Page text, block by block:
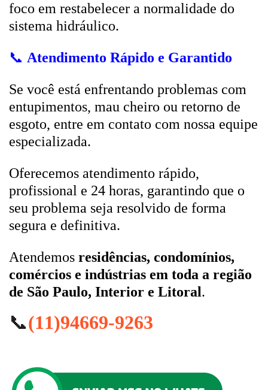
foco em restabelecer a normalidade do
sistema hidráulico.
📞 Atendimento Rápido e Garantido
Se você está enfrentando problemas com
entupimentos, mau cheiro ou retorno de
esgoto, entre em contato com nossa equipe
especializada.
Oferecemos atendimento rápido,
profissional e 24 horas, garantindo que o
seu problema seja resolvido de forma
segura e definitiva.
Atendemos residências, condomínios,
comércios e indústrias em toda a região
de São Paulo, Interior e Litoral.
📞(11)94669-9263